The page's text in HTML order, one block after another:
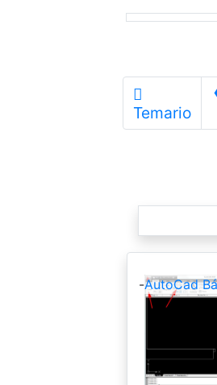
Temario
-AutoCad